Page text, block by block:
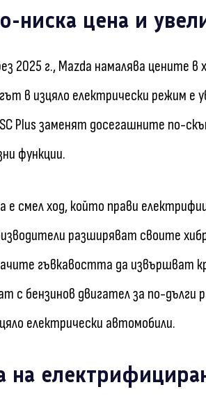
ниска цена и
2025 г., Mazda намалява цените
в изцяло електрически режим
Plus заменят досегашните по-
функции.
е смел ход, който прави
разширяват своите
гъвкавостта да извършват
с бензинов двигател за по-дълги
електрически автомобили.
на